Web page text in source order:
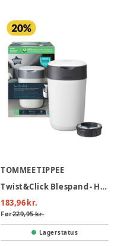
TOMMEE TIPPEE
Twist&Click Blespand - Hvid
183,96 kr.
Før229,95 kr.
Lagerstatus